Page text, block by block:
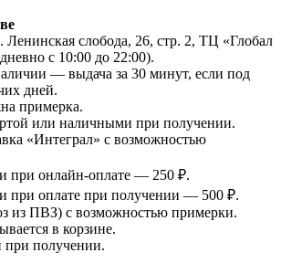
слобода, 26, стр. 2, ТЦ «Глобал
с 10:00 до 22:00).
— выдача за 30 минут, если под
дней.
примерка.
или наличными при получении.
«Интеграл» с возможностью
при онлайн-оплате — 250 ₽.
при оплате при получении — 500 ₽.
из ПВЗ) с возможностью примерки.
в корзине.
при получении.